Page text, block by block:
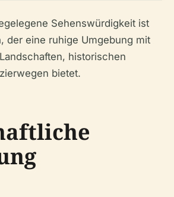
Sehenswürdigkeit ist
der eine ruhige Umgebung mit
historischen
bietet.